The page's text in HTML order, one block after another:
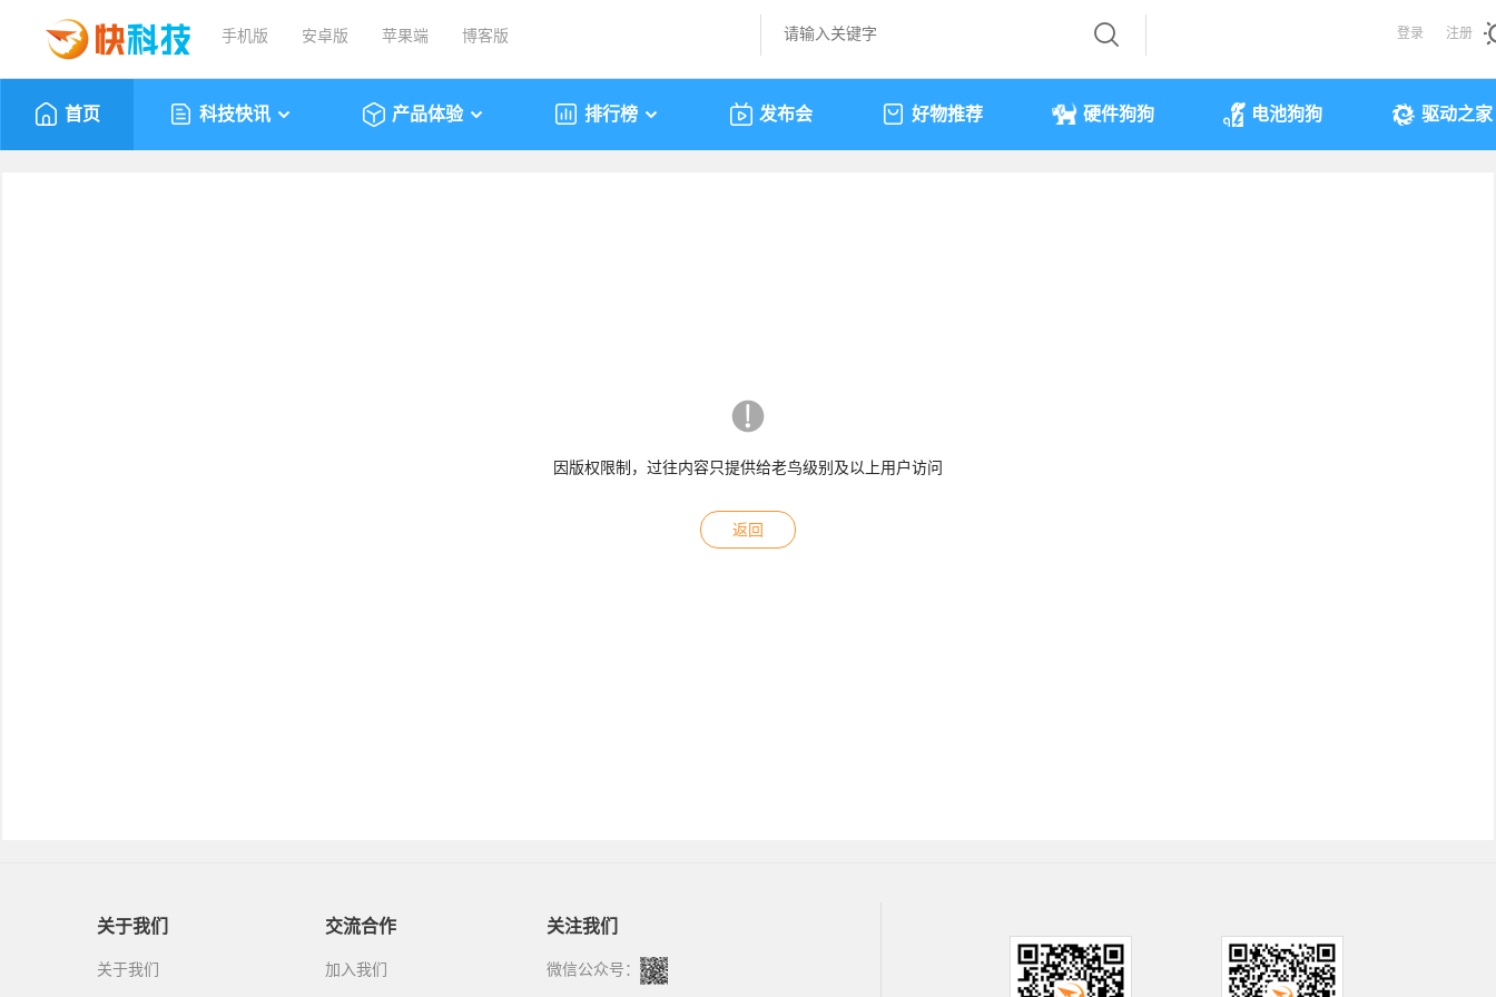
手机版 安卓版 苹果端 博客版 登录 注册
首页 科技快讯 产品体验 排行榜 发布会 好物推荐 硬件狗狗 电池狗狗 驱动之家
因版权限制，过往内容只提供给老鸟级别及以上用户访问
返回
关于我们
关于我们
交流合作
加入我们
关注我们
微信公众号：